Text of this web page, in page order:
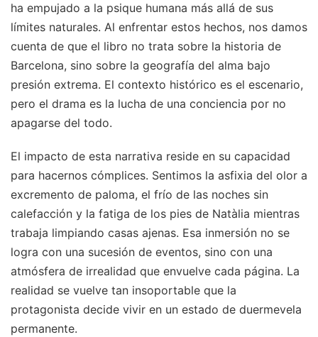
ha empujado a la psique humana más allá de sus
límites naturales. Al enfrentar estos hechos, nos damos
cuenta de que el libro no trata sobre la historia de
Barcelona, sino sobre la geografía del alma bajo
presión extrema. El contexto histórico es el escenario,
pero el drama es la lucha de una conciencia por no
apagarse del todo.
El impacto de esta narrativa reside en su capacidad
para hacernos cómplices. Sentimos la asfixia del olor a
excremento de paloma, el frío de las noches sin
calefacción y la fatiga de los pies de Natàlia mientras
trabaja limpiando casas ajenas. Esa inmersión no se
logra con una sucesión de eventos, sino con una
atmósfera de irrealidad que envuelve cada página. La
realidad se vuelve tan insoportable que la
protagonista decide vivir en un estado de duermevela
permanente.